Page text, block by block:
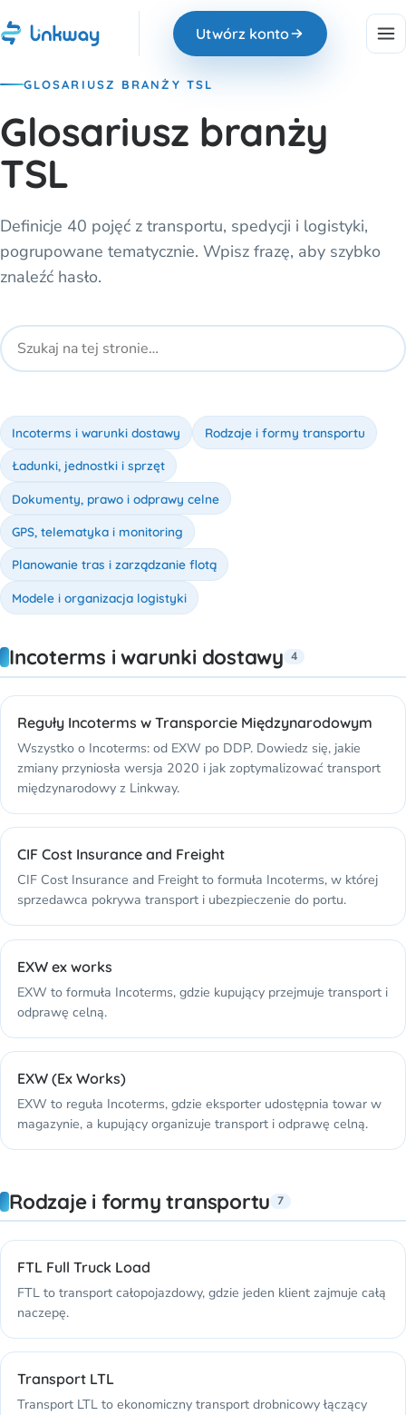
Utwórz konto
GLOSARIUSZ BRANŻY TSL
Glosariusz branży
TSL
Definicje 40 pojęć z transportu, spedycji i logistyki,
pogrupowane tematycznie. Wpisz frazę, aby szybko
znaleźć hasło.
Incoterms i warunki dostawy Rodzaje i formy transportu
Ładunki, jednostki i sprzęt
Dokumenty, prawo i odprawy celne
GPS, telematyka i monitoring
Planowanie tras i zarządzanie flotą
Modele i organizacja logistyki
Incoterms i warunki dostawy 4
Reguły Incoterms w Transporcie Międzynarodowym
Wszystko o Incoterms: od EXW po DDP. Dowiedz się, jakie
zmiany przyniosła wersja 2020 i jak zoptymalizować transport
międzynarodowy z Linkway.
CIF Cost Insurance and Freight
CIF Cost Insurance and Freight to formuła Incoterms, w której
sprzedawca pokrywa transport i ubezpieczenie do portu.
EXW ex works
EXW to formuła Incoterms, gdzie kupujący przejmuje transport i
odprawę celną.
EXW (Ex Works)
EXW to reguła Incoterms, gdzie eksporter udostępnia towar w
magazynie, a kupujący organizuje transport i odprawę celną.
Rodzaje i formy transportu 7
FTL Full Truck Load
FTL to transport całopojazdowy, gdzie jeden klient zajmuje całą
naczepę.
Transport LTL
Transport LTL to ekonomiczny transport drobnicowy łączący